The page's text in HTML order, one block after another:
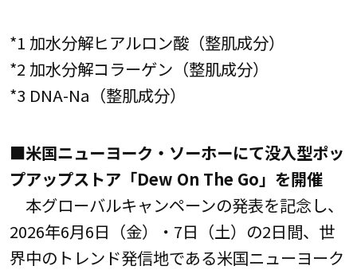
*1 加水分解ヒアルロン酸（整肌成分）
*2 加水分解コラーゲン（整肌成分）
*3 DNA-Na（整肌成分）
■米国ニューヨーク・ソーホーにて没入型ポッ
プアップストア「Dew On The Go」を開催
本グローバルキャンペーンの発表を記念し、
2026年6月6日（金）・7日（土）の2日間、世
界中のトレンド発信地である米国ニューヨーク